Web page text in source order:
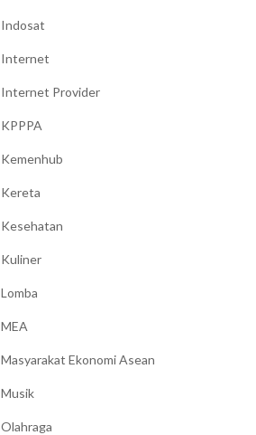
Indosat
Internet
Internet Provider
KPPPA
Kemenhub
Kereta
Kesehatan
Kuliner
Lomba
MEA
Masyarakat Ekonomi Asean
Musik
Olahraga